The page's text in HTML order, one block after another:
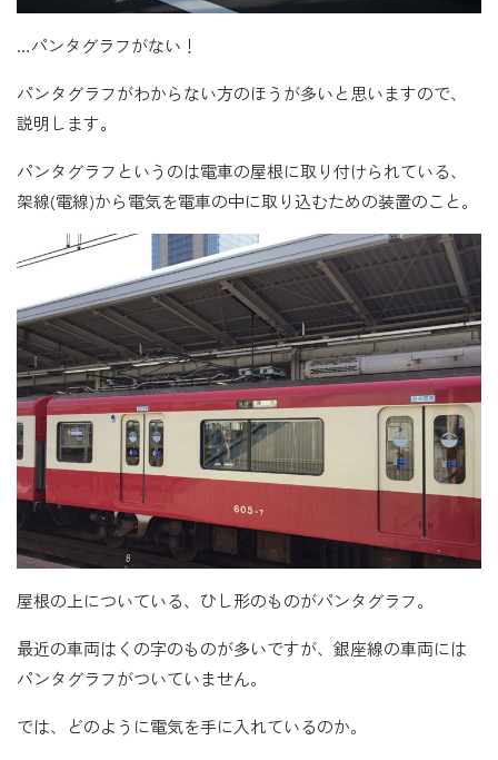
…パンタグラフがない！
パンタグラフがわからない方のほうが多いと思いますので、
説明します。
パンタグラフというのは電車の屋根に取り付けられている、
架線(電線)から電気を電車の中に取り込むための装置のこと。
屋根の上についている、ひし形のものがパンタグラフ。
最近の車両はくの字のものが多いですが、銀座線の車両には
パンタグラフがついていません。
では、どのように電気を手に入れているのか。